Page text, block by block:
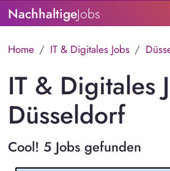
NachhaltigeJobs
Home IT & Digitales Jobs
IT & Digitales
Düsseldorf
Cool! 5 Jobs gefunden